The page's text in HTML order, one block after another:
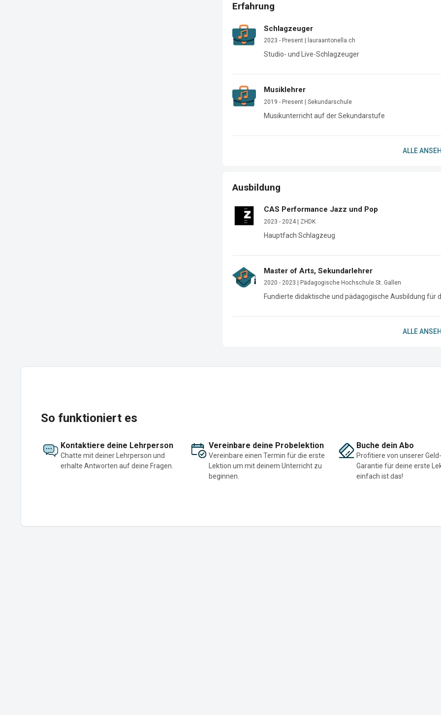
Erfahrung
Schlagzeuger
2023 - Present | lauraantonella.ch
Studio- und Live-Schlagzeuger
Musiklehrer
2019 - Present | Sekundarschule
Musikunterricht auf der Sekundarstufe
ALLE
Ausbildung
CAS Performance Jazz und Pop
2023 - 2024 | ZHDK
Hauptfach Schlagzeug
Master of Arts, Sekundarlehrer
2020 - 2023 | Pädagogische Hochschule St. Gallen
Fundierte didaktische und pädagogische Ausbildung für
ALLE
So funktioniert es
Kontaktiere deine Lehrperson
Chatte mit deiner Lehrperson und
erhalte Antworten auf deine Fragen.
Vereinbare deine Probelektion
Vereinbare einen Termin für die erste
Lektion um mit deinem Unterricht zu
beginnen.
Buche dein Abo
Profitiere von unserer
Garantie für deine erste
einfach ist das!